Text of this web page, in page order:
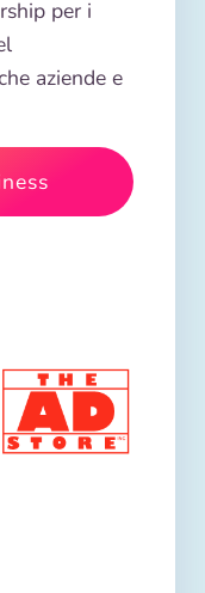
per i
aziende e